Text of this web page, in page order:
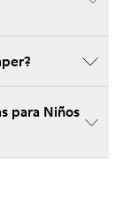
para Niños